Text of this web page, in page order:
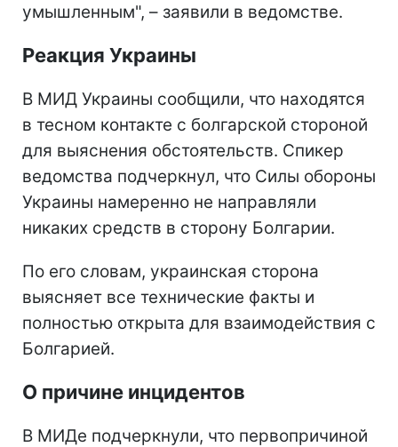
умышленным", – заявили в ведомстве.
Реакция Украины
В МИД Украины сообщили, что находятся
в тесном контакте с болгарской стороной
для выяснения обстоятельств. Спикер
ведомства подчеркнул, что Силы обороны
Украины намеренно не направляли
никаких средств в сторону Болгарии.
По его словам, украинская сторона
выясняет все технические факты и
полностью открыта для взаимодействия с
Болгарией.
О причине инцидентов
В МИДе подчеркнули, что первопричиной